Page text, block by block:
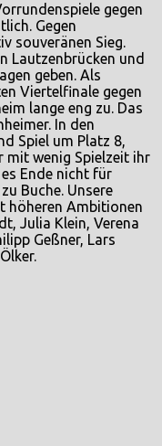
gegen
Gegen
souveränen Sieg.
Lautzenbrücken und
geben. Als
Viertelfinale gegen
lange eng zu. Das
In den
Spiel um Platz 8,
mit wenig Spielzeit ihr
Ende nicht für
Buche. Unsere
höheren Ambitionen
Julia Klein, Verena
Geßner, Lars